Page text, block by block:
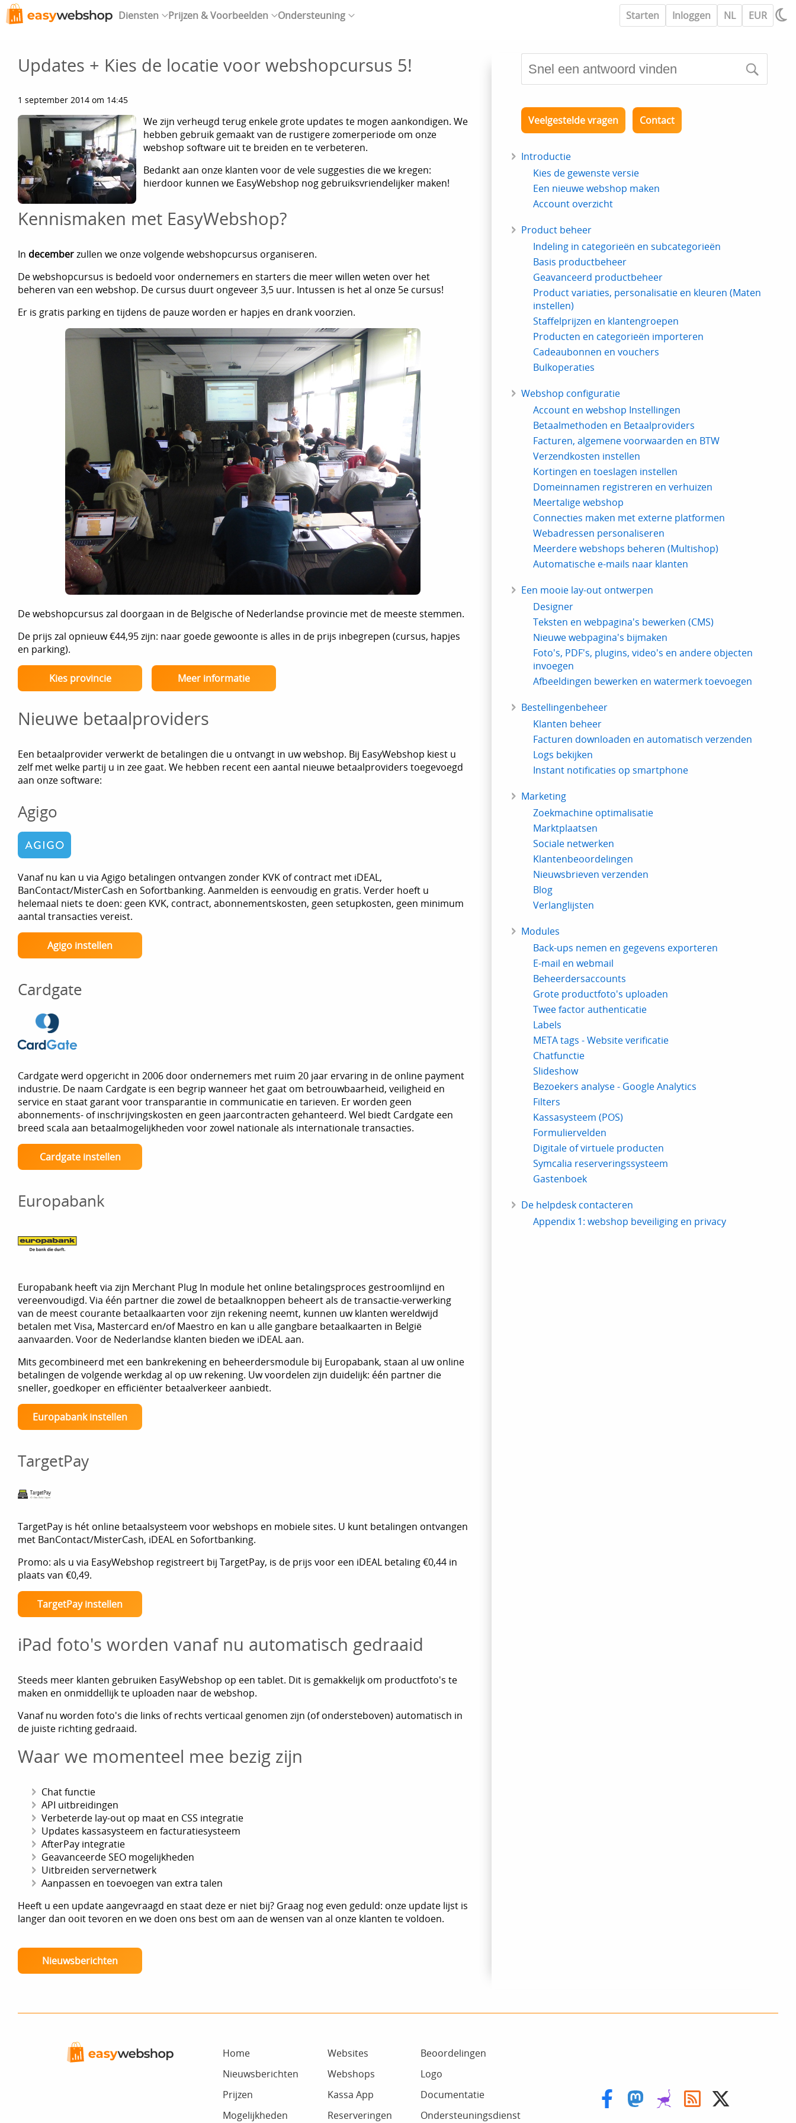
Diensten Prijzen & Voorbeelden Ondersteuning Starten Inloggen NL EUR
Updates + Kies de locatie voor webshopcursus 5!
1 september 2014 om 14:45
We zijn verheugd terug enkele grote updates te mogen aankondigen. We
hebben gebruik gemaakt van de rustigere zomerperiode om onze
webshop software uit te breiden en te verbeteren.
Bedankt aan onze klanten voor de vele suggesties die we kregen:
hierdoor kunnen we EasyWebshop nog gebruiksvriendelijker maken!
Kennismaken met EasyWebshop?
In decemberzullen we onze volgende webshopcursus organiseren.
De webshopcursus is bedoeld voor ondernemers en starters die meer willen weten over het
beheren van een webshop. De cursus duurt ongeveer 3,5 uur. Intussen is het al onze 5e cursus!
Er is gratis parking en tijdens de pauze worden er hapjes en drank voorzien.
De webshopcursus zal doorgaan in de Belgische of Nederlandse provincie met de meeste stemmen.
De prijs zal opnieuw €44,95 zijn: naar goede gewoonte is alles in de prijs inbegrepen (cursus, hapjes
en parking).
Kies provincie Meer informatie
Nieuwe betaalproviders
Een betaalprovider verwerkt de betalingen die u ontvangt in uw webshop. Bij EasyWebshop kiest u
zelf met welke partij u in zee gaat. We hebben recent een aantal nieuwe betaalproviders toegevoegd
aan onze software:
Agigo
Vanaf nu kan u via Agigo betalingen ontvangen zonder KVK of contract met iDEAL,
BanContact/MisterCash en Sofortbanking. Aanmelden is eenvoudig en gratis. Verder hoeft u
helemaal niets te doen: geen KVK, contract, abonnementskosten, geen setupkosten, geen minimum
aantal transacties vereist.
Agigo instellen
Cardgate
Cardgate werd opgericht in 2006 door ondernemers met ruim 20 jaar ervaring in de online payment
industrie. De naam Cardgate is een begrip wanneer het gaat om betrouwbaarheid, veiligheid en
service en staat garant voor transparantie in communicatie en tarieven. Er worden geen
abonnements- of inschrijvingskosten en geen jaarcontracten gehanteerd. Wel biedt Cardgate een
breed scala aan betaalmogelijkheden voor zowel nationale als internationale transacties.
Cardgate instellen
Europabank
Europabank heeft via zijn Merchant Plug In module het online betalingsproces gestroomlijnd en
vereenvoudigd. Via één partner die zowel de betaalknoppen beheert als de transactie-verwerking
van de meest courante betaalkaarten voor zijn rekening neemt, kunnen uw klanten wereldwijd
betalen met Visa, Mastercard en/of Maestro en kan u alle gangbare betaalkaarten in België
aanvaarden. Voor de Nederlandse klanten bieden we iDEAL aan.
Mits gecombineerd met een bankrekening en beheerdersmodule bij Europabank, staan al uw online
betalingen de volgende werkdag al op uw rekening. Uw voordelen zijn duidelijk: één partner die
sneller, goedkoper en efficiënter betaalverkeer aanbiedt.
Europabank instellen
TargetPay
TargetPay is hét online betaalsysteem voor webshops en mobiele sites. U kunt betalingen ontvangen
met BanContact/MisterCash, iDEAL en Sofortbanking.
Promo: als u via EasyWebshop registreert bij TargetPay, is de prijs voor een iDEAL betaling €0,44 in
plaats van €0,49.
TargetPay instellen
iPad foto's worden vanaf nu automatisch gedraaid
Steeds meer klanten gebruiken EasyWebshop op een tablet. Dit is gemakkelijk om productfoto's te
maken en onmiddellijk te uploaden naar de webshop.
Vanaf nu worden foto's die links of rechts verticaal genomen zijn (of ondersteboven) automatisch in
de juiste richting gedraaid.
Waar we momenteel mee bezig zijn
Chat functie
API uitbreidingen
Verbeterde lay-out op maat en CSS integratie
Updates kassasysteem en facturatiesysteem
AfterPay integratie
Geavanceerde SEO mogelijkheden
Uitbreiden servernetwerk
Aanpassen en toevoegen van extra talen
Heeft u een update aangevraagd en staat deze er niet bij? Graag nog even geduld: onze update lijst is
langer dan ooit tevoren en we doen ons best om aan de wensen van al onze klanten te voldoen.
Nieuwsberichten
Veelgestelde vragen Contact
Introductie
Kies de gewenste versie
Een nieuwe webshop maken
Account overzicht
Product beheer
Indeling in categorieën en subcategorieën
Basis productbeheer
Geavanceerd productbeheer
Product variaties, personalisatie en kleuren (Maten
instellen)
Staffelprijzen en klantengroepen
Producten en categorieën importeren
Cadeaubonnen en vouchers
Bulkoperaties
Webshop configuratie
Account en webshop Instellingen
Betaalmethoden en Betaalproviders
Facturen, algemene voorwaarden en BTW
Verzendkosten instellen
Kortingen en toeslagen instellen
Domeinnamen registreren en verhuizen
Meertalige webshop
Connecties maken met externe platformen
Webadressen personaliseren
Meerdere webshops beheren (Multishop)
Automatische e-mails naar klanten
Een mooie lay-out ontwerpen
Designer
Teksten en webpagina's bewerken (CMS)
Nieuwe webpagina's bijmaken
Foto's, PDF's, plugins, video's en andere objecten
invoegen
Afbeeldingen bewerken en watermerk toevoegen
Bestellingenbeheer
Klanten beheer
Facturen downloaden en automatisch verzenden
Logs bekijken
Instant notificaties op smartphone
Marketing
Zoekmachine optimalisatie
Marktplaatsen
Sociale netwerken
Klantenbeoordelingen
Nieuwsbrieven verzenden
Blog
Verlanglijsten
Modules
Back-ups nemen en gegevens exporteren
E-mail en webmail
Beheerdersaccounts
Grote productfoto's uploaden
Twee factor authenticatie
Labels
META tags - Website verificatie
Chatfunctie
Slideshow
Bezoekers analyse - Google Analytics
Filters
Kassasysteem (POS)
Formuliervelden
Digitale of virtuele producten
Symcalia reserveringssysteem
Gastenboek
De helpdesk contacteren
Appendix 1: webshop beveiliging en privacy
Home
Nieuwsberichten
Prijzen
Mogelijkheden
Websites
Webshops
Kassa App
Reserveringen
Beoordelingen
Logo
Documentatie
Ondersteuningsdienst